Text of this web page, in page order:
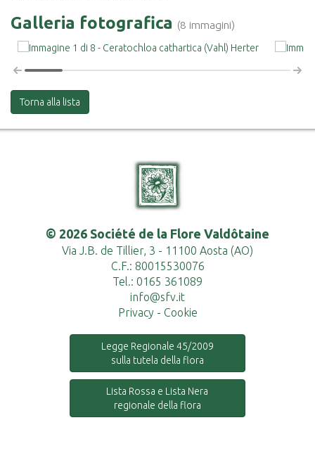
Galleria fotografica (8 immagini)
Torna alla lista
© 2026 Société de la Flore Valdôtaine
Via J.B. de Tillier, 3 - 11100 Aosta (AO)
C.F.: 80015530076
Tel.: 0165 361089
info@sfv.it
Privacy - Cookie
Legge Regionale 45/2009
sulla tutela della flora
Lista Rossa e Lista Nera
regionale della flora